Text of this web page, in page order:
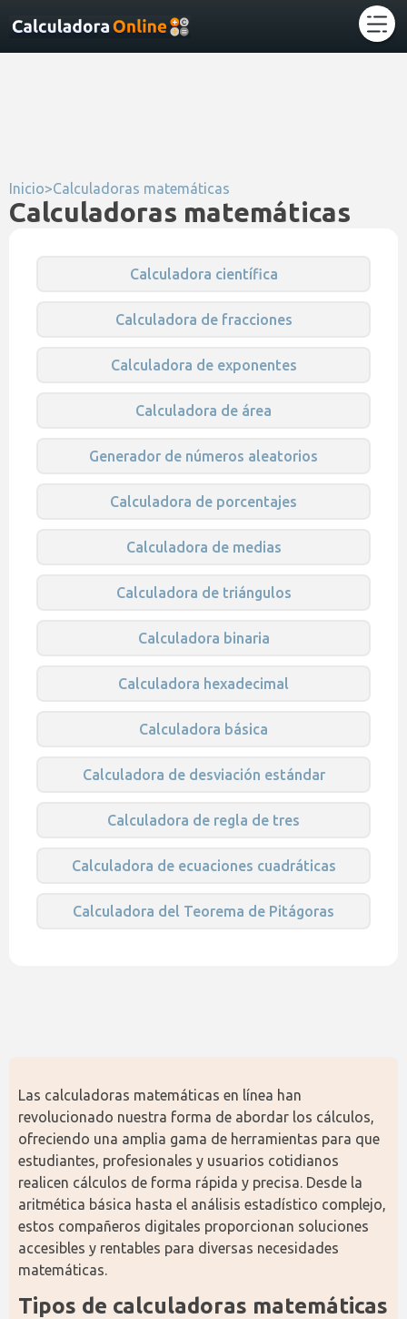
Inicio>Calculadoras matemáticas
Calculadoras matemáticas
Calculadora científica
Calculadora de fracciones
Calculadora de exponentes
Calculadora de área
Generador de números aleatorios
Calculadora de porcentajes
Calculadora de medias
Calculadora de triángulos
Calculadora binaria
Calculadora hexadecimal
Calculadora básica
Calculadora de desviación estándar
Calculadora de regla de tres
Calculadora de ecuaciones cuadráticas
Calculadora del Teorema de Pitágoras
Las calculadoras matemáticas en línea han
revolucionado nuestra forma de abordar los cálculos,
ofreciendo una amplia gama de herramientas para que
estudiantes, profesionales y usuarios cotidianos
realicen cálculos de forma rápida y precisa. Desde la
aritmética básica hasta el análisis estadístico complejo,
estos compañeros digitales proporcionan soluciones
accesibles y rentables para diversas necesidades
matemáticas.
Tipos de calculadoras matemáticas